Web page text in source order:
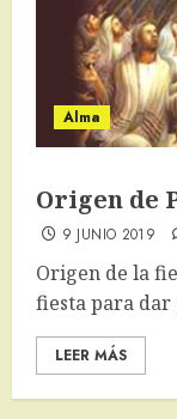
Alma
Origen de
9 JUNIO 2019
Origen de la
fiesta para dar
LEER MÁS